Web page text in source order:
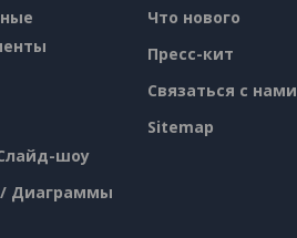
шоу
Диаграммы
Что нового
Пресс-кит
Связаться с нами
Sitemap